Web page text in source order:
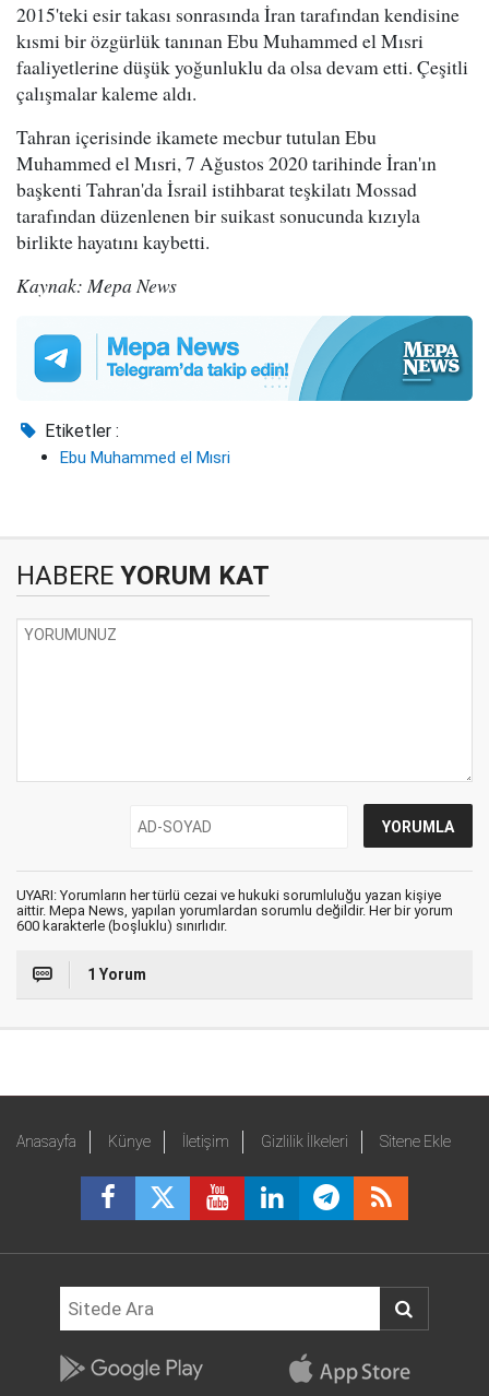
2015'teki esir takası sonrasında İran tarafından kendisine
kısmi bir özgürlük tanınan Ebu Muhammed el Mısri
faaliyetlerine düşük yoğunluklu da olsa devam etti. Çeşitli
çalışmalar kaleme aldı.
Tahran içerisinde ikamete mecbur tutulan Ebu
Muhammed el Mısri, 7 Ağustos 2020 tarihinde İran'ın
başkenti Tahran'da İsrail istihbarat teşkilatı Mossad
tarafından düzenlenen bir suikast sonucunda kızıyla
birlikte hayatını kaybetti.
Kaynak: Mepa News
Etiketler :
Ebu Muhammed el Mısri
HABERE YORUM KAT
UYARI: Yorumların her türlü cezai ve hukuki sorumluluğu yazan kişiye
aittir. Mepa News, yapılan yorumlardan sorumlu değildir. Her bir yorum
600 karakterle (boşluklu) sınırlıdır.
1 Yorum
Anasayfa Künye İletişim Gizlilik İlkeleri Sitene Ekle